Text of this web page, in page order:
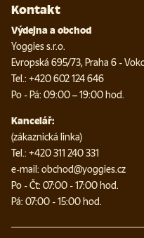
Kontakt
Výdejna a obchod
Yoggies s.r.o.
Evropská 695/73, Praha 6 -
Tel.: +420 602 124 646
Po - Pá: 09:00 – 19:00 hod.
Kancelář:
(zákaznická linka)
Tel.: +420 311 240 331
e-mail: obchod@yoggies.cz
Po - Čt: 07:00 - 17:00 hod.
Pá: 07:00 - 15:00 hod.